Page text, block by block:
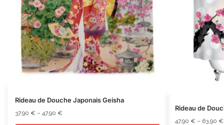
Rideau de Douche Japonais Geisha
37,90 € – 47,90 €
Rideau de
47,90 € – 63,90 €